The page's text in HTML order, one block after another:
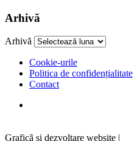
Arhivă
Arhivă
Cookie-urile
Politica de confidențialitate
Contact
Graficã și dezvoltare website |